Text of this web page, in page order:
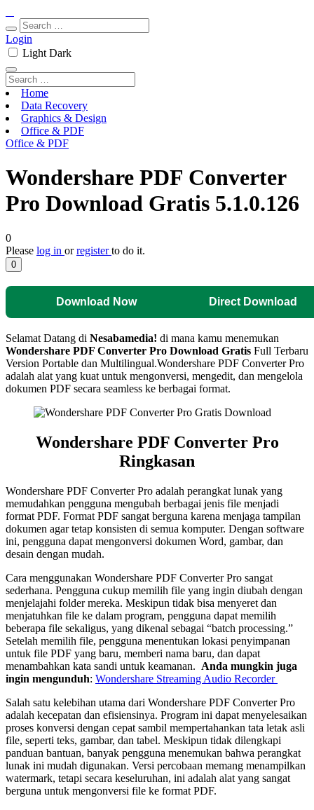
Login
Light Dark
Home
Data Recovery
Graphics & Design
Office & PDF
Office & PDF
Wondershare PDF Converter
Pro Download Gratis 5.1.0.126
0
Please log in orregisterto do it.
0
Download Now Direct Download
Selamat Datang di Nesabamedia! di mana kamu menemukan
Wondershare PDF Converter Pro Download Gratis Full Terbaru
Version Portable dan Multilingual.Wondershare PDF Converter Pro
adalah alat yang kuat untuk mengonversi, mengedit, dan mengelola
dokumen PDF secara seamless ke berbagai format.
Wondershare PDF Converter Pro
Ringkasan
Wondershare PDF Converter Pro adalah perangkat lunak yang
memudahkan pengguna mengubah berbagai jenis file menjadi
format PDF. Format PDF sangat berguna karena menjaga tampilan
dokumen agar tetap konsisten di semua komputer. Dengan software
ini, pengguna dapat mengonversi dokumen Word, gambar, dan
desain dengan mudah.
Cara menggunakan Wondershare PDF Converter Pro sangat
sederhana. Pengguna cukup memilih file yang ingin diubah dengan
menjelajahi folder mereka. Meskipun tidak bisa menyeret dan
menjatuhkan file ke dalam program, pengguna dapat memilih
beberapa file sekaligus, yang dikenal sebagai “batch processing.”
Setelah memilih file, pengguna menentukan lokasi penyimpanan
untuk file PDF yang baru, memberi nama baru, dan dapat
menambahkan kata sandi untuk keamanan. Anda mungkin juga
ingin mengunduh: Wondershare Streaming Audio Recorder
Salah satu kelebihan utama dari Wondershare PDF Converter Pro
adalah kecepatan dan efisiensinya. Program ini dapat menyelesaikan
proses konversi dengan cepat sambil mempertahankan tata letak asli
file, seperti teks, gambar, dan tabel. Meskipun tidak dilengkapi
panduan bantuan, banyak pengguna menemukan bahwa perangkat
lunak ini mudah digunakan. Versi percobaan memang menampilkan
watermark, tetapi secara keseluruhan, ini adalah alat yang sangat
berguna untuk mengonversi file ke format PDF.